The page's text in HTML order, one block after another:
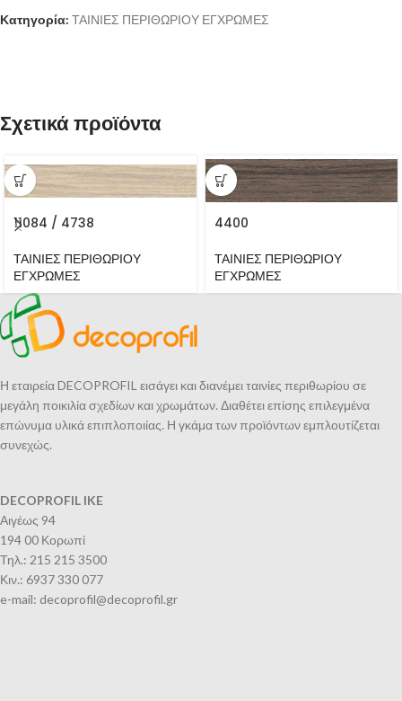
Κατηγορία: ΤΑΙΝΙΕΣ ΠΕΡΙΘΩΡΙΟΥ ΕΓΧΡΩΜΕΣ
Σχετικά προϊόντα
11084 / 4738
ΤΑΙΝΙΕΣ ΠΕΡΙΘΩΡΙΟΥ
ΕΓΧΡΩΜΕΣ
4400
ΤΑΙΝΙΕΣ ΠΕΡΙΘΩΡΙΟΥ
ΕΓΧΡΩΜΕΣ
Η εταιρεία DECOPROFIL εισάγει και διανέμει ταινίες περιθωρίου σε
μεγάλη ποικιλία σχεδίων και χρωμάτων. Διαθέτει επίσης επιλεγμένα
επώνυμα υλικά επιπλοποιίας. Η γκάμα των προϊόντων εμπλουτίζεται
συνεχώς.
DECOPROFIL IKE
Αιγέως 94
194 00 Κορωπί
Τηλ.: 215 215 3500
Κιν.: 6937 330 077
e-mail: decoprofil@decoprofil.gr